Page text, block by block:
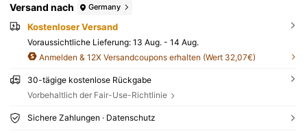
Versand nach Germany
Kostenloser Versand
Voraussichtliche Lieferung: 13 Aug. - 14 Aug.
Anmelden & 12X Versandcoupons erhalten (Wert 32,07€)
30-tägige kostenlose Rückgabe
Vorbehaltlich der Fair-Use-Richtlinie
Sichere Zahlungen · Datenschutz